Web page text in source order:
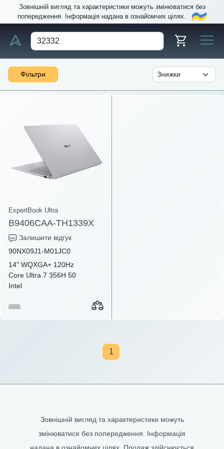
Зовнішній вигляд та характеристики можуть змінюватися без
попередження. Інформація надана в ознайомчих цілях.
Фільтри
ExpertBook Ultra
B9406CAA-TH1339X
Залишити відгук
90NX09J1-M01JC0
14" WQXGA+ 120Hz
Core Ultra 7 356H 50
Intel
1
Зовнішній вигляд та характеристики можуть
змінюватися без попередження. Інформація